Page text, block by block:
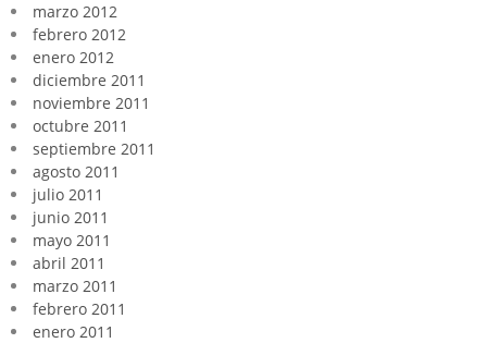
marzo 2012
febrero 2012
enero 2012
diciembre 2011
noviembre 2011
octubre 2011
septiembre 2011
agosto 2011
julio 2011
junio 2011
mayo 2011
abril 2011
marzo 2011
febrero 2011
enero 2011